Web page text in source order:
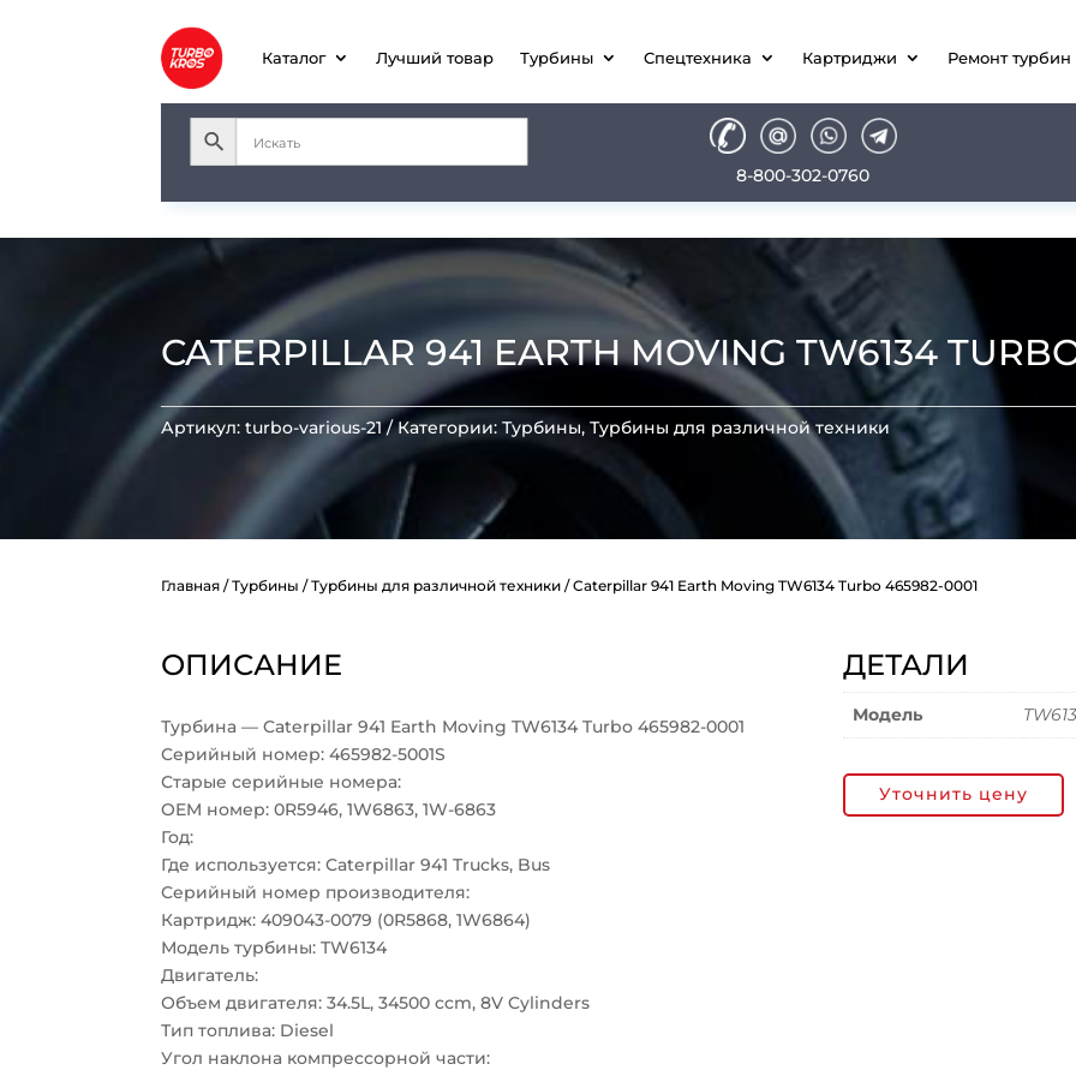
Каталог Лучший товар Турбины Спецтехника Картриджи Ремонт турбин
8-800-302-0760
CATERPILLAR 941 EARTH MOVING TW6134
Артикул:turbo-various-21 Категории:Турбины,Турбины для различной техники
Главная /Турбины /Турбины для различной техники / Caterpillar 941 Earth Moving TW6134 Turbo 465982-0001
ОПИСАНИЕ
Турбина — Caterpillar 941 Earth Moving TW6134 Turbo 465982-0001
Серийный номер: 465982-5001S
Старые серийные номера:
OEM номер: 0R5946, 1W6863, 1W-6863
Год:
Где используется: Caterpillar 941 Trucks, Bus
Серийный номер производителя:
Картридж: 409043-0079 (0R5868, 1W6864)
Модель турбины: TW6134
Двигатель:
Объем двигателя: 34.5L, 34500 ccm, 8V Cylinders
Тип топлива: Diesel
Угол наклона компрессорной части:
ДЕТАЛИ
Модель
Уточнить цену